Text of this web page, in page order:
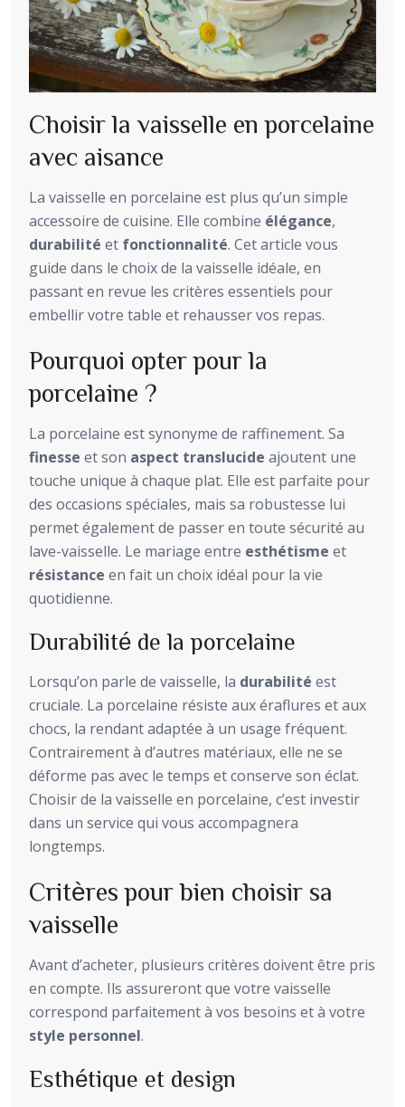
Choisir la vaisselle en porcelaine
avec aisance
La vaisselle en porcelaine est plus qu’un simple
accessoire de cuisine. Elle combine élégance,
durabilité et fonctionnalité. Cet article vous
guide dans le choix de la vaisselle idéale, en
passant en revue les critères essentiels pour
embellir votre table et rehausser vos repas.
Pourquoi opter pour la
porcelaine ?
La porcelaine est synonyme de raffinement. Sa
finesse et son aspect translucide ajoutent une
touche unique à chaque plat. Elle est parfaite pour
des occasions spéciales, mais sa robustesse lui
permet également de passer en toute sécurité au
lave-vaisselle. Le mariage entre esthétisme et
résistance en fait un choix idéal pour la vie
quotidienne.
Durabilité de la porcelaine
Lorsqu’on parle de vaisselle, la durabilité est
cruciale. La porcelaine résiste aux éraflures et aux
chocs, la rendant adaptée à un usage fréquent.
Contrairement à d’autres matériaux, elle ne se
déforme pas avec le temps et conserve son éclat.
Choisir de la vaisselle en porcelaine, c’est investir
dans un service qui vous accompagnera
longtemps.
Critères pour bien choisir sa
vaisselle
Avant d’acheter, plusieurs critères doivent être pris
en compte. Ils assureront que votre vaisselle
correspond parfaitement à vos besoins et à votre
style personnel.
Esthétique et design